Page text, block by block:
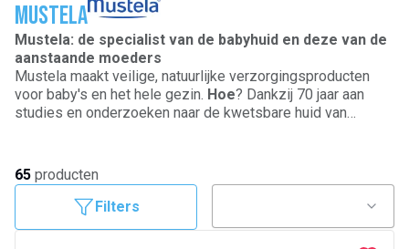
Mustela
Mustela: de specialist van de babyhuid en deze van de
aanstaande moeders
Mustela maakt veilige, natuurlijke verzorgingsproducten
voor baby's en het hele gezin. Hoe? Dankzij 70 jaar aan
studies en onderzoeken naar de kwetsbare huid van
Frans familiemerk dat trots is op zijn B Corp-certificering
en sinds 1950 toegewijd is aan ouders.
65 producten
Filters